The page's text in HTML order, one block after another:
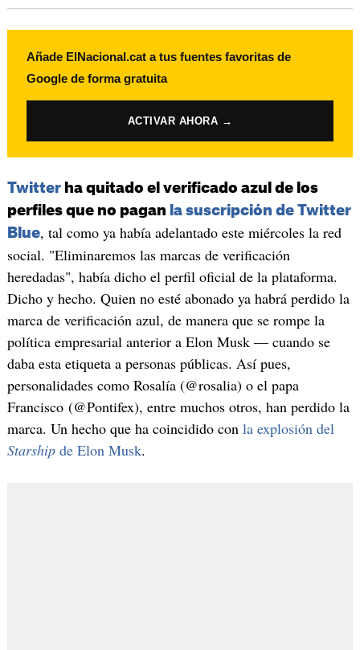
Añade ElNacional.cat a tus fuentes favoritas de
Google de forma gratuita
ACTIVAR AHORA →
Twitterha quitado el verificado azul de los
perfiles que no pagan la suscripción de Twitter
Blue, tal como ya había adelantado este miércoles la red
social. "Eliminaremos las marcas de verificación
heredadas", había dicho el perfil oficial de la plataforma.
Dicho y hecho. Quien no esté abonado ya habrá perdido la
marca de verificación azul, de manera que se rompe la
política empresarial anterior a Elon Musk — cuando se
daba esta etiqueta a personas públicas. Así pues,
personalidades como Rosalía (@rosalia) o el papa
Francisco (@Pontifex), entre muchos otros, han perdido la
marca. Un hecho que ha coincidido con la explosión del
Starshipde Elon Musk.